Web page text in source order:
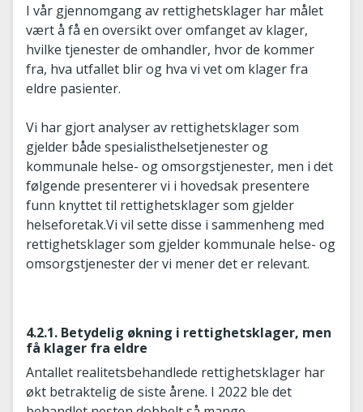
I vår gjennomgang av rettighetsklager har målet
vært å få en oversikt over omfanget av klager,
hvilke tjenester de omhandler, hvor de kommer
fra, hva utfallet blir og hva vi vet om klager fra
eldre pasienter.
Vi har gjort analyser av rettighetsklager som
gjelder både spesialisthelsetjenester og
kommunale helse- og omsorgstjenester, men i det
følgende presenterer vi i hovedsak presentere
funn knyttet til rettighetsklager som gjelder
helseforetak.Vi vil sette disse i sammenheng med
rettighetsklager som gjelder kommunale helse- og
omsorgstjenester der vi mener det er relevant.
4.2.1. Betydelig økning i rettighetsklager, men
få klager fra eldre
Antallet realitetsbehandlede rettighetsklager har
økt betraktelig de siste årene. I 2022 ble det